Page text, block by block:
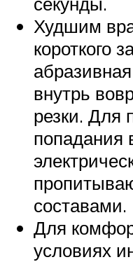
Худшим
короткого
внутрь
резки. Для
попадания
составами.
Для
условиях